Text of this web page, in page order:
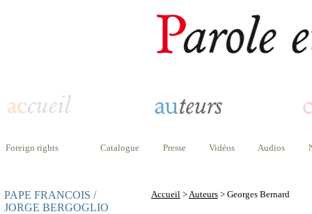
Foreign rights Catalogue Presse Vidéos Audios
PAPE FRANCOIS /
JORGE BERGOGLIO
Accueil >Auteurs > Georges Bernard